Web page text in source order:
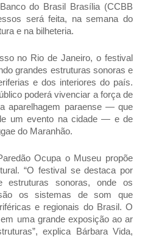
do Brasil Brasília (CCBB
será feita, na semana do
e na bilheteria.
no Rio de Janeiro, o festival
grandes estruturas sonoras e
e dos interiores do país.
poderá vivenciar a força de
aparelhagem paraense — que
um evento na cidade — e de
do Maranhão.
Ocupa o Museu propõe
“O festival se destaca por
sonoras, onde os
os sistemas de som que
e regionais do Brasil. O
uma grande exposição ao ar
explica Bárbara Vida,